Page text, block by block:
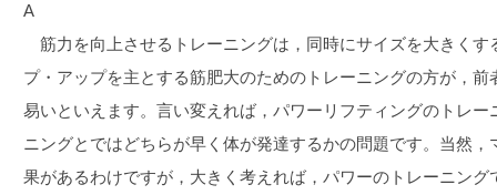
A
筋力を向上させるトレーニングは，同時にサイズを大きくす
プ・アップを主とする筋肥大のためのトレーニングの方が，
易いといえます。言い変えれば，パワーリフティングのトレ
ニングとではどちらが早く体が発達するかの問題です。当然
果があるわけですが，大きく考えれば，パワーのトレーニン